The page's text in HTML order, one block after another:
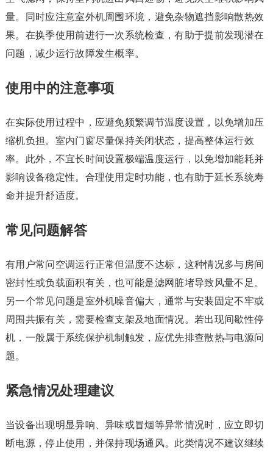
量。同时应注意室外机周围环境，避免杂物遮挡影响散热效
果。在换季使用前进行一次系统检查，有助于提前发现潜在
问题，减少运行故障发生概率。
使用中的注意事项
在实际使用过程中，应避免频繁调节温度设置，以免增加压
缩机负担。室内门窗尽量保持关闭状态，提高整体运行效
率。此外，不宜长时间设置极端温度运行，以免增加能耗并
影响设备稳定性。合理使用定时功能，也有助于延长系统寿
命并提升舒适度。
常见问题解答
有用户常问空调运行正常但温度不达标，这种情况多与房间
密封性或负载面积有关，也可能是滤网脏堵导致风量不足。
另一个常见问题是室外机噪音偏大，通常与安装固定不牢或
周围共振有关，需要检查支架及地面情况。若出现间歇性停
机，一般属于系统保护机制触发，应优先排查散热与电源问
题。
紧急情况处理建议
当设备出现明显异响、异味或冒烟等异常情况时，应立即切
断电源，停止使用，并保持现场通风。此类情况不建议继续